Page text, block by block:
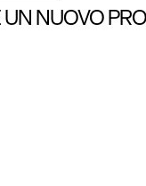
UN NUOVO